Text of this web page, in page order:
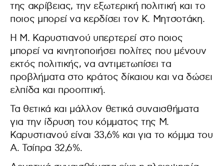
της ακρίβειας, την εξωτερική πολιτική και το
ποιος μπορεί να κερδίσει τον Κ. Μητσοτάκη.
Η Μ. Καρυστιανού υπερτερεί στο ποιος
μπορεί να κινητοποιήσει πολίτες που μένουν
εκτός πολιτικής, να αντιμετωπίσει τα
προβλήματα στο κράτος δίκαιου και να δώσει
ελπίδα και προοπτική.
Τα θετικά και μάλλον θετικά συναισθήματα
για την ίδρυση του κόμματος της Μ.
Καρυστιανού είναι 33,6% και για το κόμμα του
Α. Τσίπρα 32,6%.